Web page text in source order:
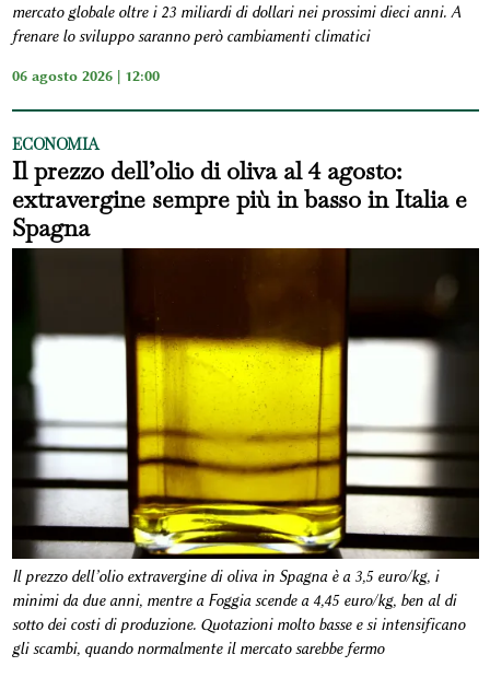
mercato globale oltre i 23 miliardi di dollari nei prossimi dieci anni. A
frenare lo sviluppo saranno però cambiamenti climatici
06 agosto 2026 | 12:00
ECONOMIA
Il prezzo dell’olio di oliva al 4 agosto:
extravergine sempre più in basso in Italia e
Spagna
Il prezzo dell’olio extravergine di oliva in Spagna è a 3,5 euro/kg, i
minimi da due anni, mentre a Foggia scende a 4,45 euro/kg, ben al di
sotto dei costi di produzione. Quotazioni molto basse e si intensificano
gli scambi, quando normalmente il mercato sarebbe fermo